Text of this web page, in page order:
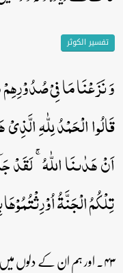
تفسیر الکوثر
وَ نَزَعۡنَا مَا فِیۡ
قَالُوا الۡحَمۡدُ لِلّٰہِ
اَنۡ ہَدٰىنَا اللّٰہُ ۚ لَقَدۡ
تِلۡکُمُ الۡجَنَّۃُ اُوۡرِثۡتُمُوۡہَا
۴۳۔ اور ہم ان کے دلوں